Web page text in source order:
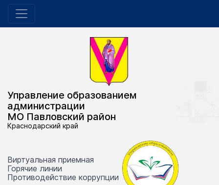
Управление образованием
администрации
МО Павловский район
Краснодарский край
Виртуальная приемная
Горячие линии
Противодействие коррупции